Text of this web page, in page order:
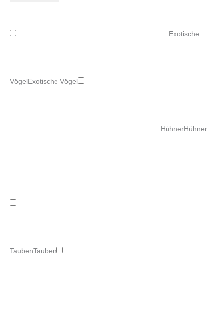
Exotische
Vögel Exotische Vögel
HühnerHühner
TaubenTauben